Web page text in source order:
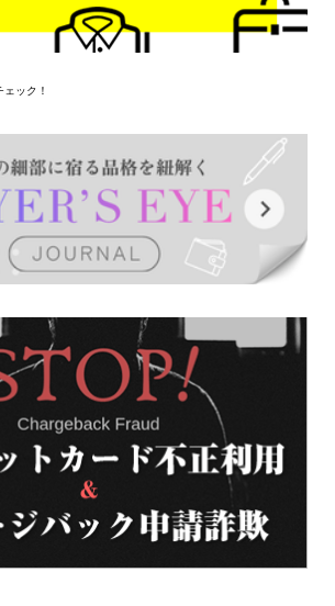
ック！